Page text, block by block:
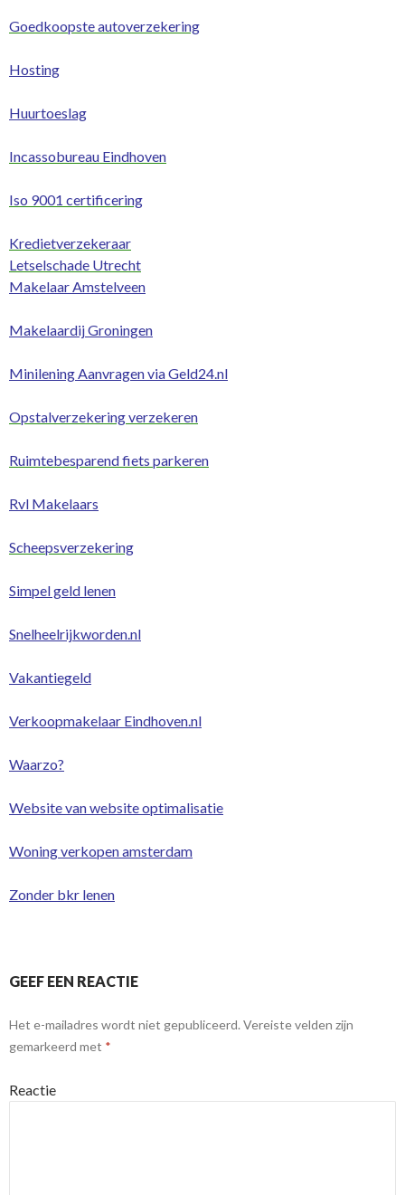
Goedkoopste autoverzekering
Hosting
Huurtoeslag
Incassobureau Eindhoven
Iso 9001 certificering
Kredietverzekeraar
Letselschade Utrecht
Makelaar Amstelveen
Makelaardij Groningen
Minilening Aanvragen via Geld24.nl
Opstalverzekering verzekeren
Ruimtebesparend fiets parkeren
Rvl Makelaars
Scheepsverzekering
Simpel geld lenen
Snelheelrijkworden.nl
Vakantiegeld
Verkoopmakelaar Eindhoven.nl
Waarzo?
Website van website optimalisatie
Woning verkopen amsterdam
Zonder bkr lenen
GEEF EEN REACTIE
Het e-mailadres wordt niet gepubliceerd. Vereiste velden zijn
gemarkeerd met *
Reactie